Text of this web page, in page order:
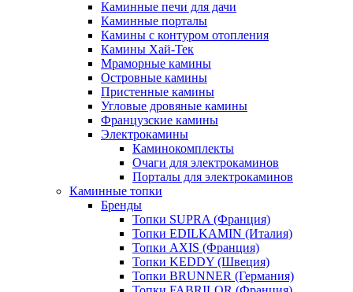
Каминные печи для дачи
Каминные порталы
Камины с контуром отопления
Камины Хай-Тек
Мраморные камины
Островные камины
Пристенные камины
Угловые дровяные камины
Французские камины
Электрокамины
Каминокомплекты
Очаги для электрокаминов
Порталы для электрокаминов
Каминные топки
Бренды
Топки SUPRA (Франция)
Топки EDILKAMIN (Италия)
Топки AXIS (Франция)
Топки KEDDY (Швеция)
Топки BRUNNER (Германия)